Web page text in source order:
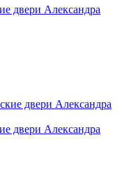
двери Александра
двери Александра